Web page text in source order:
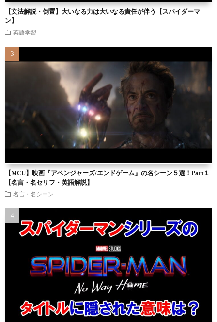
【文法解説・倒置】大いなる力は大いなる責任が伴う【スパイダーマ
ン】
英語学習
【MCU】映画『アベンジャーズ/エンドゲーム』の名シーン５選！Part１
【名言・名セリフ・英語解説】
名言・名シーン